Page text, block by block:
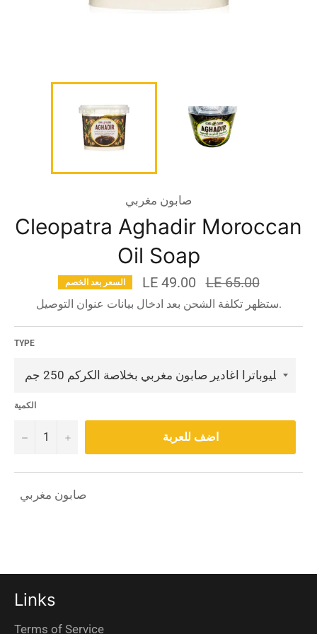
صابون مغربي
Cleopatra Aghadir Moroccan
Oil Soap
السعر بعد الخصم LE 49.00
السعر
قبل
الخصم
LE 65.00
ستظهر تكلفة الشحن بعد ادخال بيانات عنوان التوصيل.
TYPE
الكمية
− + اضف للعربة
صابون مغربي
Links
Terms of Service